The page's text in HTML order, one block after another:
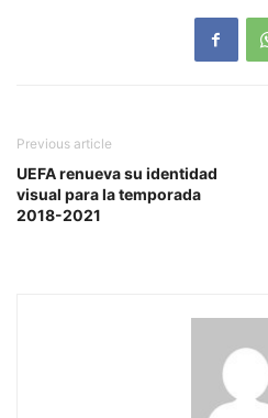
Previous article
UEFA renueva su identidad
visual para la temporada
2018-2021